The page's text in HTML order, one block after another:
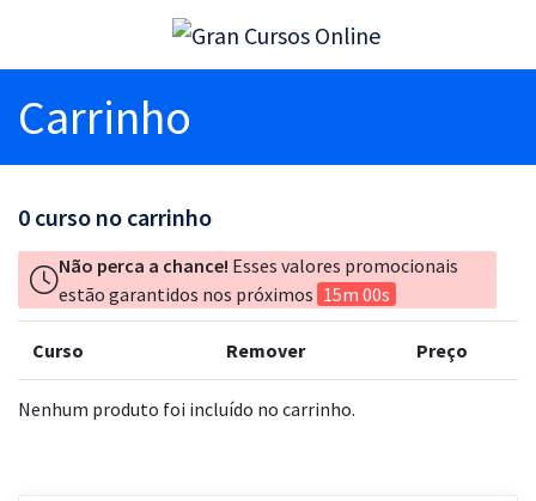
Carrinho
0 curso no carrinho
Não perca a chance! Esses valores promocionais
estão garantidos nos próximos 15m 00s
Curso Remover Preço
Nenhum produto foi incluído no carrinho.